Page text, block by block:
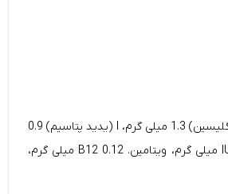
تورین 500 میلی گرم، آهن (آهن (II) مونوهیدرات سولفات) 13.2 میلی گرم، روی (اکسید روی) 22 میلی گرم، منگنز (اکسید منگنز (II)) 4.5 میلی گرم، مس (کلات مس (II) هیدرات گلیسین) 1.3 میلی گرم، I (یدید پتاسیم) 0.9
میلی گرم، ویتامین. D3 390 IU، کولین کلرید 610 میلی گرم، ویتامین. B1 60 میلی گرم، ویتامین. و 30 میلی گرم، ویتامین. B3 30 میلی گرم، ویتامین. در 19500 IU، vit. B7 0.3 میلی گرم، ویتامین. B12 0.12 میلی گرم،